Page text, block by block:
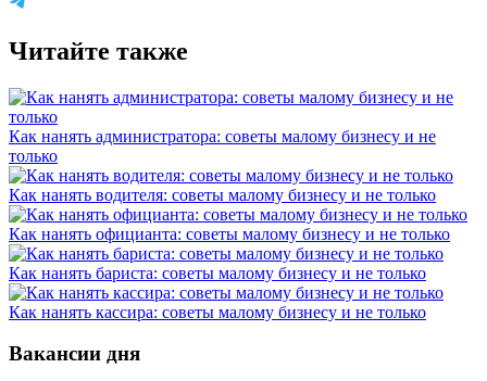
Читайте также
Как нанять администратора: советы малому бизнесу и не
только
Как нанять водителя: советы малому бизнесу и не только
Как нанять официанта: советы малому бизнесу и не только
Как нанять бариста: советы малому бизнесу и не только
Как нанять кассира: советы малому бизнесу и не только
Вакансии дня